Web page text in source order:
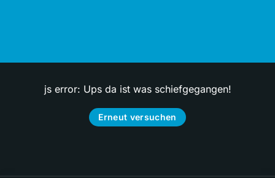
js error: Ups da ist was schiefgegangen!
Erneut versuchen